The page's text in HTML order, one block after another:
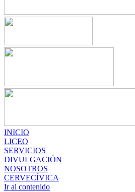
INICIO
LICEO
SERVICIOS
DIVULGACIÓN
NOSOTROS
CERVECÍVICA
Ir al contenido